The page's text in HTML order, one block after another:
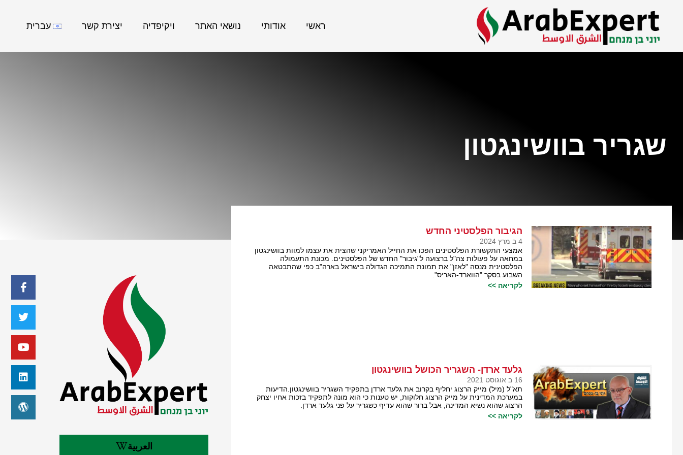
ראשי אודותי נושאי האתר ויקיפדיה יצירת קשר עברית
שגריר בוושינגטון
הגיבור הפלסטיני החדש
4 ב מרץ 2024
אמצעי התקשורת הפלסטינים הפכו את החייל האמריקני שהצית את עצמו למוות בוושינגטון
במחאה על פעולות צה"ל ברצועה ל"גיבור" החדש של הפלסטינים. מכונת התעמולה
הפלסטינית מנסה "לאזן" את תמונת התמיכה הגדולה בישראל בארה"ב כפי שהתבטאה
השבוע בסקר "הווארד-האריס".
לקריאה >>
גלעד ארדן- השגריר הכושל בוושינגטון
16 ב אוגוסט 2021
תא"ל (מיל) מייק הרצוג יחליף בקרוב את גלעד ארדן בתפקיד השגריר בוושינגטון.הדיעות
במערכת המדינית על מייק הרצוג חלוקות, יש טענות כי הוא מונה לתפקיד בזכות אחיו יצחק
הרצוג שהוא נשיא המדינה, אבל ברור שהוא עדיף כשגריר על פני גלעד ארדן.
לקריאה >>
العربية